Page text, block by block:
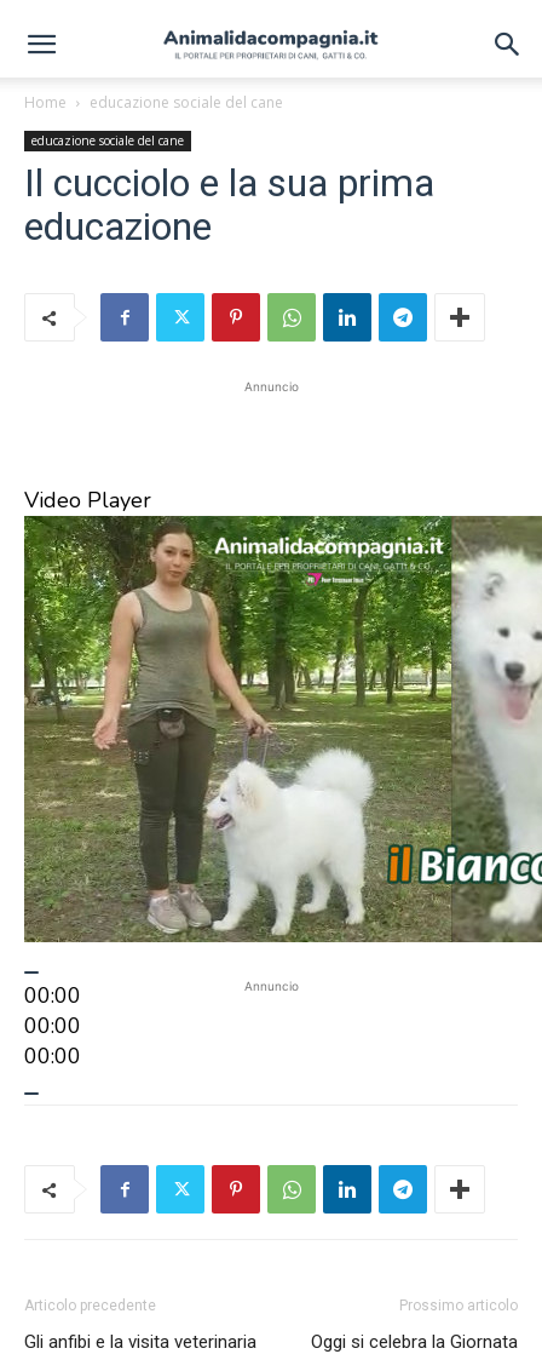
Home educazione sociale del cane
educazione sociale del cane
Il cucciolo e la sua prima
educazione
Annuncio
Video Player
00:00
00:00
00:00
Annuncio
Articolo precedente
Gli anfibi e la visita veterinaria
Prossimo articolo
Oggi si celebra la Giornata